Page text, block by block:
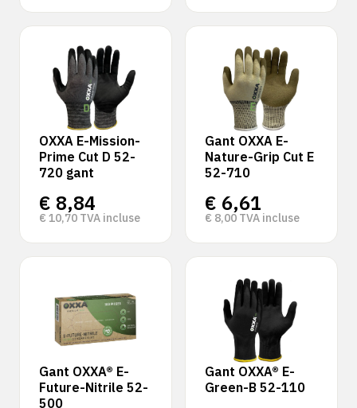
OXXA E-Mission-
Prime Cut D 52-
720 gant
€ 8,84
€ 10,70 TVA incluse
Gant OXXA E-
Nature-Grip Cut E
52-710
€ 6,61
€ 8,00 TVA incluse
Gant OXXA® E-
Future-Nitrile 52-
500
Gant OXXA® E-
Green-B 52-110